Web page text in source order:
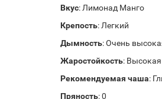
Вкус: Лимонад Манго
Крепость: Легкий
Дымность: Очень
Жаростойкость: Высокая
Рекомендуемая чаша:
Пряность: 0